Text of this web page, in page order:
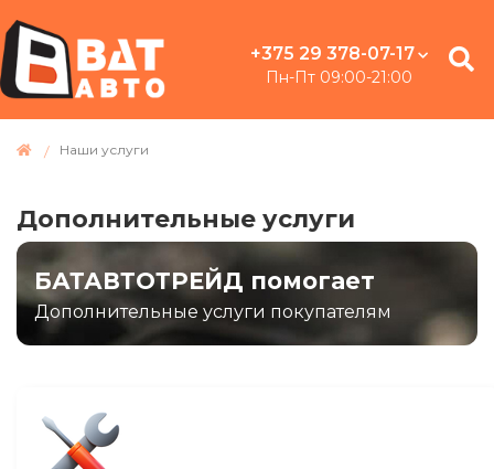
+375 29 378-07-17
Пн-Пт 09:00-21:00
Наши услуги
Дополнительные услуги
БАТАВТОТРЕЙД помогает
Дополнительные услуги покупателям